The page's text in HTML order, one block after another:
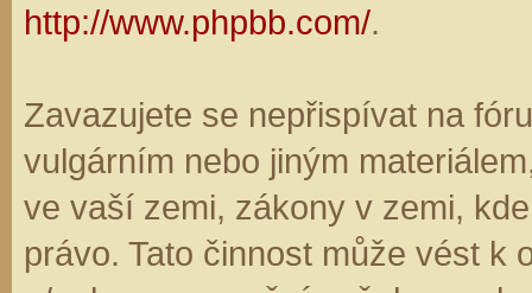
http://www.phpbb.com/.
Zavazujete se nepřispívat na
vulgárním nebo jiným
ve vaší zemi, zákony v zemi,
právo. Tato činnost může vést k